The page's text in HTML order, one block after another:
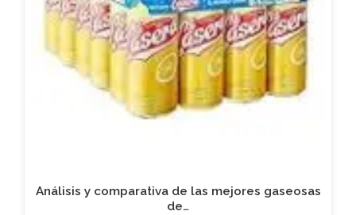
Análisis y comparativa de las mejores gaseosas
de…